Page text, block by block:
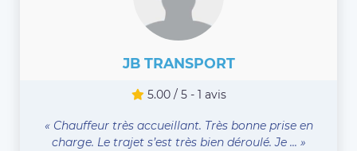
JB TRANSPORT
5.00 / 5 - 1 avis
« Chauffeur très accueillant. Très bonne prise en
charge. Le trajet s’est très bien déroulé. Je ... »